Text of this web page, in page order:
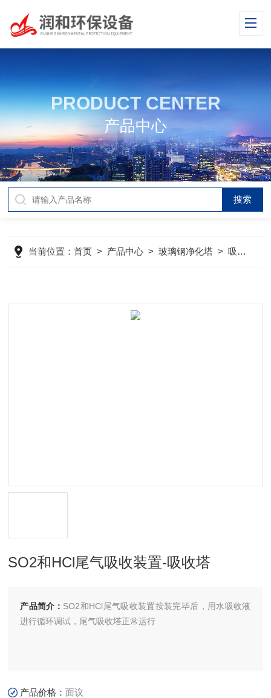
PRODUCT CENTER
产品中心
当前位置：首页 > 产品中心 >玻璃钢净化塔 >吸收塔
SO2和HCl尾气吸收装置-吸收塔
产品简介： SO2和HCl尾气吸收装置按装完毕后，用水吸收液
进行循环调试，尾气吸收塔正常运行
产品价格：面议